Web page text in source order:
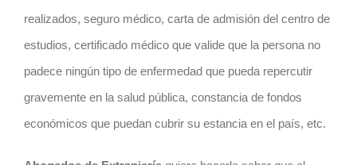
realizados, seguro médico, carta de admisión del centro de
estudios, certificado médico que valide que la persona no
padece ningún tipo de enfermedad que pueda repercutir
gravemente en la salud pública, constancia de fondos
económicos que puedan cubrir su estancia en el país, etc.